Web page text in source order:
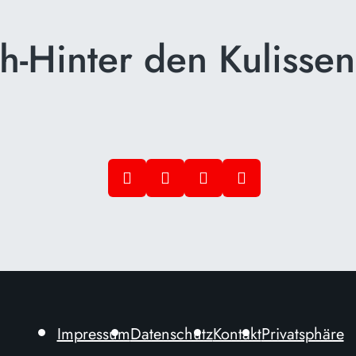
Hinter den
ImpressumDatenschutzKontaktPrivatsphäre